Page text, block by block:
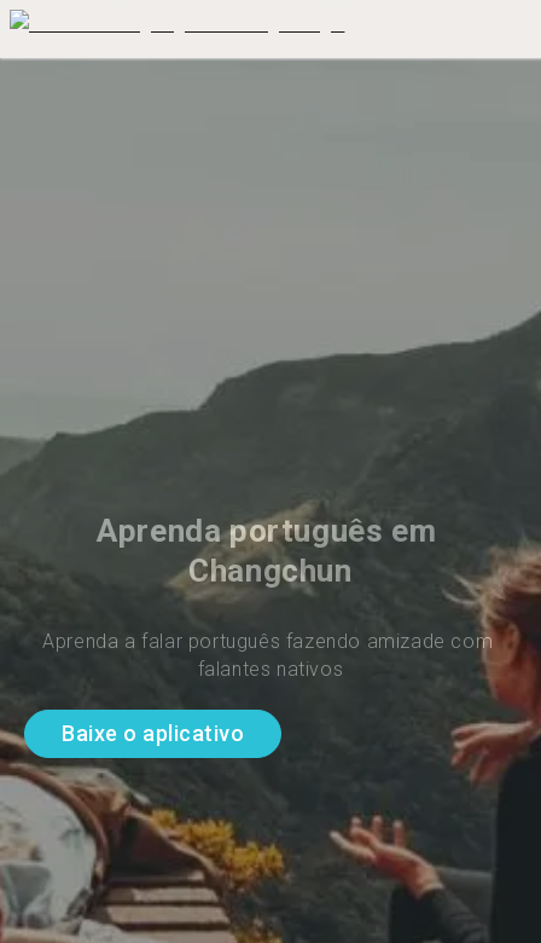
Aprenda português em
Changchun
Aprenda a falar português fazendo amizade com
falantes nativos
Baixe o aplicativo